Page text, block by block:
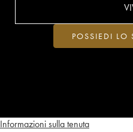
Informazioni sulla tenuta
POSSIEDI LO